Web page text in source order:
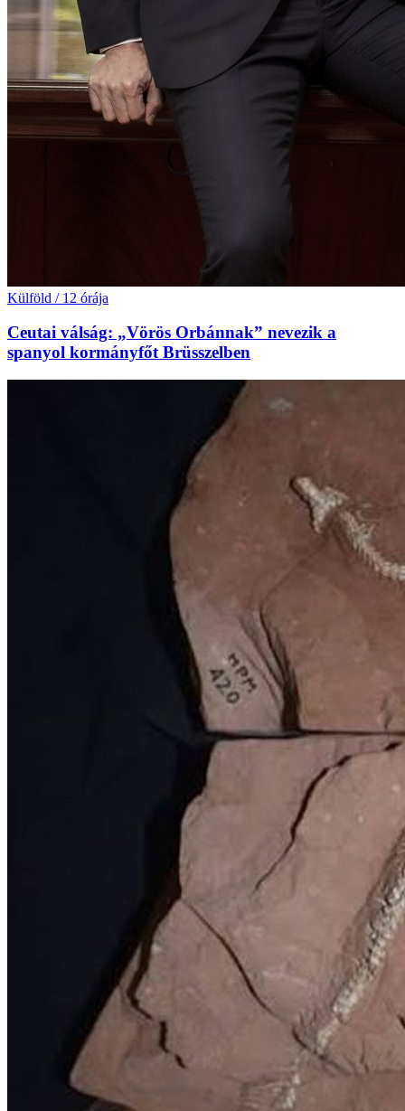
Külföld / 12 órája
Ceutai válság: „Vörös Orbánnak” nevezik a
spanyol kormányfőt Brüsszelben